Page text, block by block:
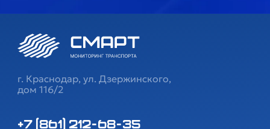
г. Краснодар, ул. Дзержинского,
дом 116/2
+7 (861) 212-68-35